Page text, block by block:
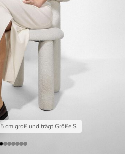
cm groß und trägt Größe S.